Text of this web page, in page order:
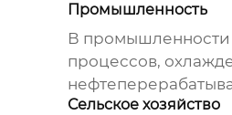
Промышленность
В промышленности
процессов,
Сельское хозяйство